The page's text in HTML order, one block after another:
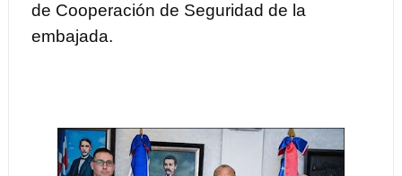
de Cooperación de Seguridad de la
embajada.